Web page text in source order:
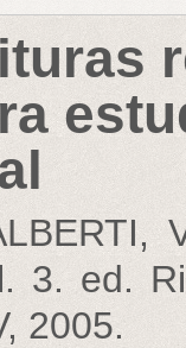
3. ed.
2005.